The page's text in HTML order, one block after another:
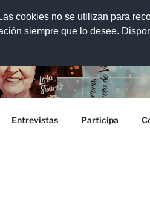
cookies no se utilizan para
siempre que lo desee.
Entrevistas Participa